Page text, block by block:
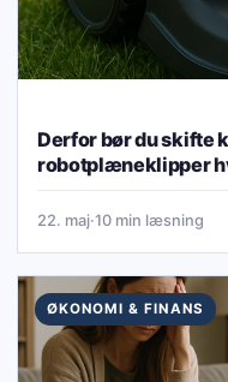
Derfor bør du skifte
robotplæneklipper
22. maj·10 min læsning
ØKONOMI & FINANS